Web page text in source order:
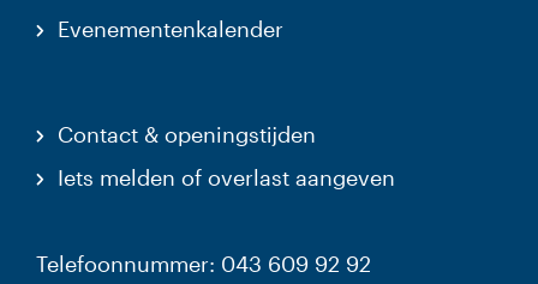
Evenementenkalender
Contact & openingstijden
Iets melden of overlast aangeven
Telefoonnummer: 043 609 92 92